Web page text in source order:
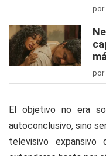
por
por
El objetivo no era
autoconclusivo, sino
televisivo expansivo